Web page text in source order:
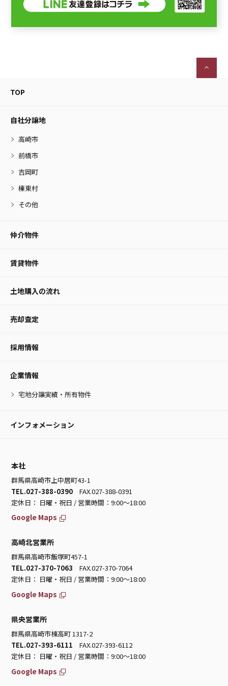
TOP
自社分譲地
高崎市
前橋市
吉岡町
榛東村
その他
仲介物件
賃貸物件
土地購入の流れ
売却査定
採用情報
企業情報
宅地分譲実績・所有物件
インフォメーション
本社
群馬県高崎市上中居町43-1
TEL.027-388-0390 FAX.027-388-0391
定休日： 日曜・祝日 / 営業時間：9:00～18:00
Google Maps
高崎北営業所
群馬県高崎市飯塚町457-1
TEL.027-370-7063 FAX.027-370-7064
定休日： 日曜・祝日 / 営業時間：9:00～18:00
Google Maps
県央営業所
群馬県高崎市棟高町 1317-2
TEL.027-393-6111 FAX.027-393-6112
定休日： 日曜・祝日 / 営業時間：9:00～18:00
Google Maps